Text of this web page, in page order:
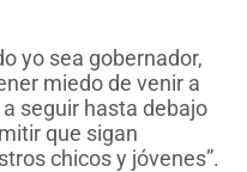
yo sea gobernador,
miedo de venir a
seguir hasta debajo
que sigan
chicos y jóvenes”.